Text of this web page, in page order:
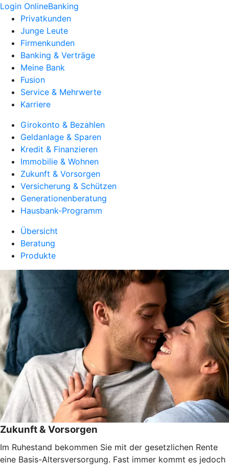
Login OnlineBanking
Privatkunden
Junge Leute
Firmenkunden
Banking & Verträge
Meine Bank
Fusion
Service & Mehrwerte
Karriere
Girokonto & Bezahlen
Geldanlage & Sparen
Kredit & Finanzieren
Immobilie & Wohnen
Zukunft & Vorsorgen
Versicherung & Schützen
Generationenberatung
Hausbank-Programm
Übersicht
Beratung
Produkte
Zukunft & Vorsorgen
Im Ruhestand bekommen Sie mit der gesetzlichen Rente
eine Basis-Altersversorgung. Fast immer kommt es jedoch